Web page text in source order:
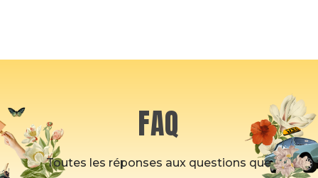
FAQ
Toutes les réponses aux questions que